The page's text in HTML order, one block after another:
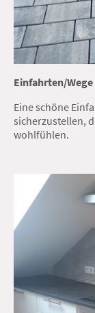
Einfahrten/Wege
Eine schöne
sicherzustellen,
wohlfühlen.